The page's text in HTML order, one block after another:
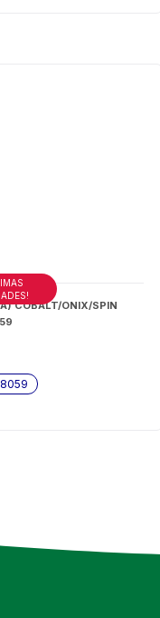
COBALT/ONIX/SPIN